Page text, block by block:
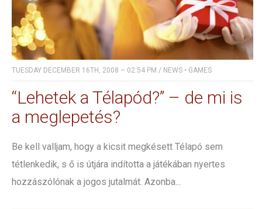
TUESDAY DECEMBER 16TH, 2008 – 02:54 PM / NEWS • GAMES
“Lehetek a Télapód?” – de mi is
a meglepetés?
Be kell valljam, hogy a kicsit megkésett Télapó sem
tétlenkedik, s ő is útjára indította a játékában nyertes
hozzászólónak a jogos jutalmát. Azonba...